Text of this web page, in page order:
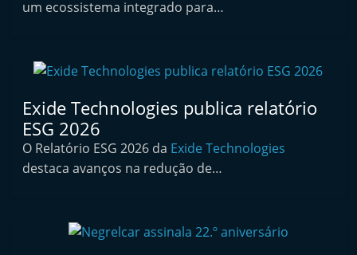
n
e
n
d
um ecossistema integrado para…
Exide Technologies publica relatório
ESG 2026
O Relatório ESG 2026 da Exide Technologies
destaca avanços na redução de…